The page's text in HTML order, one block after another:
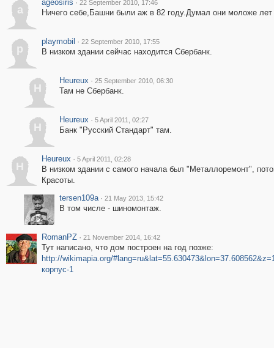
a
ageosiris · 22 September 2010, 17:46
Ничего себе,Башни были аж в 82 году.Думал они моложе лет
p
playmobil · 22 September 2010, 17:55
В низком здании сейчас находится Сбербанк.
H
Heureux · 25 September 2010, 06:30
Там не Сбербанк.
H
Heureux · 5 April 2011, 02:27
Банк "Русский Стандарт" там.
H
Heureux · 5 April 2011, 02:28
В низком здании с самого начала был "Металлоремонт",
Красоты.
tersen109a · 21 May 2013, 15:42
В том числе - шиномонтаж.
RomanPZ · 21 November 2014, 16:42
Тут написано, что дом построен на год позже:
http://wikimapia.org/
корпус-1